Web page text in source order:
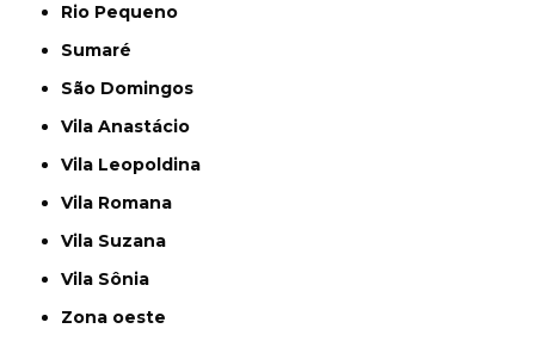
Rio Pequeno
Sumaré
São Domingos
Vila Anastácio
Vila Leopoldina
Vila Romana
Vila Suzana
Vila Sônia
Zona oeste